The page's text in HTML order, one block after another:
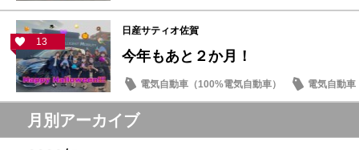
13
日産サティオ佐賀
今年もあと２か月！
電気自動車（100%電気自動車）
電気自動車
イベント・フェア
月別アーカイブ